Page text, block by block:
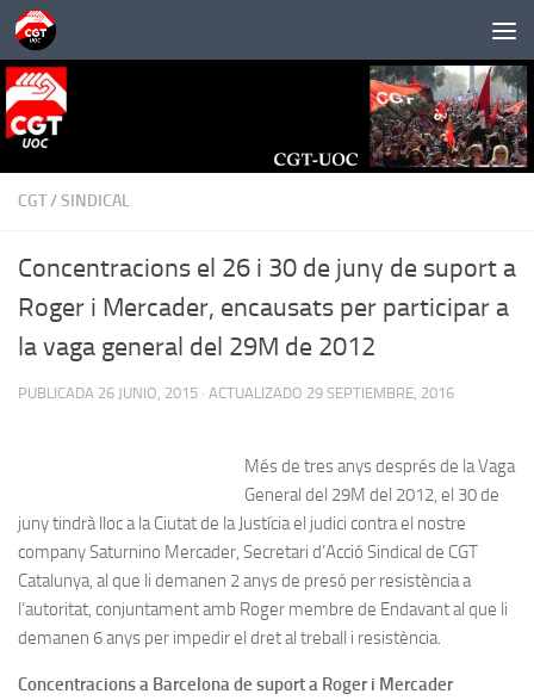
Saltar al contenido
CGT/SINDICAL
Concentracions el 26 i 30 de juny de suport a
Roger i Mercader, encausats per participar a
la vaga general del 29M de 2012
PUBLICADA 26 JUNIO, 2015 · ACTUALIZADO 29 SEPTIEMBRE, 2016
Més de tres anys després de la Vaga
General del 29M del 2012, el 30 de
juny tindrà lloc a la Ciutat de la Justícia el judici contra el nostre
company Saturnino Mercader, Secretari d’Acció Sindical de CGT
Catalunya, al que li demanen 2 anys de presó per resistència a
l’autoritat, conjuntament amb Roger membre de Endavant al que li
demanen 6 anys per impedir el dret al treball i resistència.
Concentracions a Barcelona de suport a Roger i Mercader